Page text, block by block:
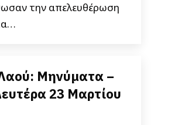
την απελευθέρωση
Μηνύματα –
23 Μαρτίου